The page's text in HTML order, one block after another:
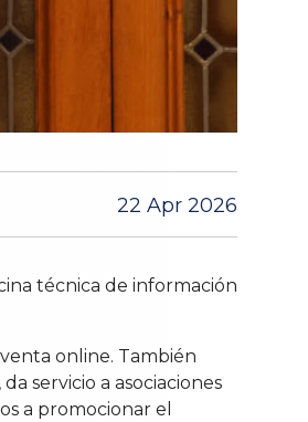
22 Apr 2026
técnica de información
online. También
servicio a asociaciones
a promocionar el